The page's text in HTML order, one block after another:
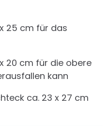
cm für das
cm für die obere
kann
ca. 23 x 27 cm